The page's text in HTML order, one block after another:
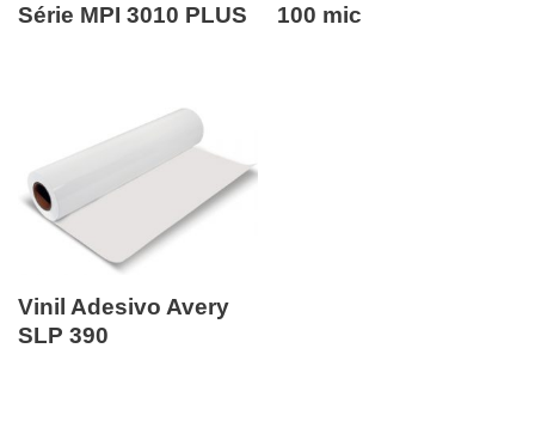
Série MPI 3010 PLUS
100 mic
Vinil Adesivo Avery
SLP 390